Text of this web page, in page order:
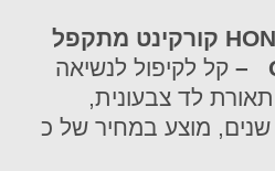
קורקינט מתקפל
– קל לקיפול לנשיאה
לד צבעונית,
מתאים לגילאים 3-8 שנים, מוצע במחיר של כ